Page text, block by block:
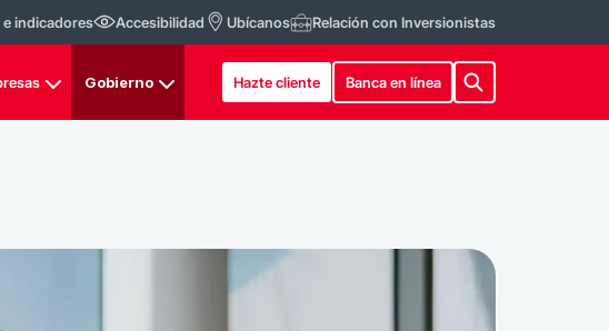
indicadores Accesibilidad Ubícanos Relación con Inversionistas
Gobierno Hazte cliente Banca en línea